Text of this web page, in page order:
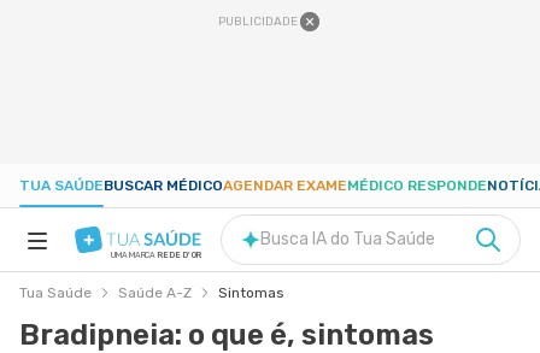
PUBLICIDADE
TUA SAÚDEBUSCAR MÉDICOAGENDAR EXAMEMÉDICO RESPONDE
UMA MARCA REDE D'OR
Busca IA do Tua Saúde
Tua Saúde Saúde A-Z Sintomas
Bradipneia: o que é, sintomas